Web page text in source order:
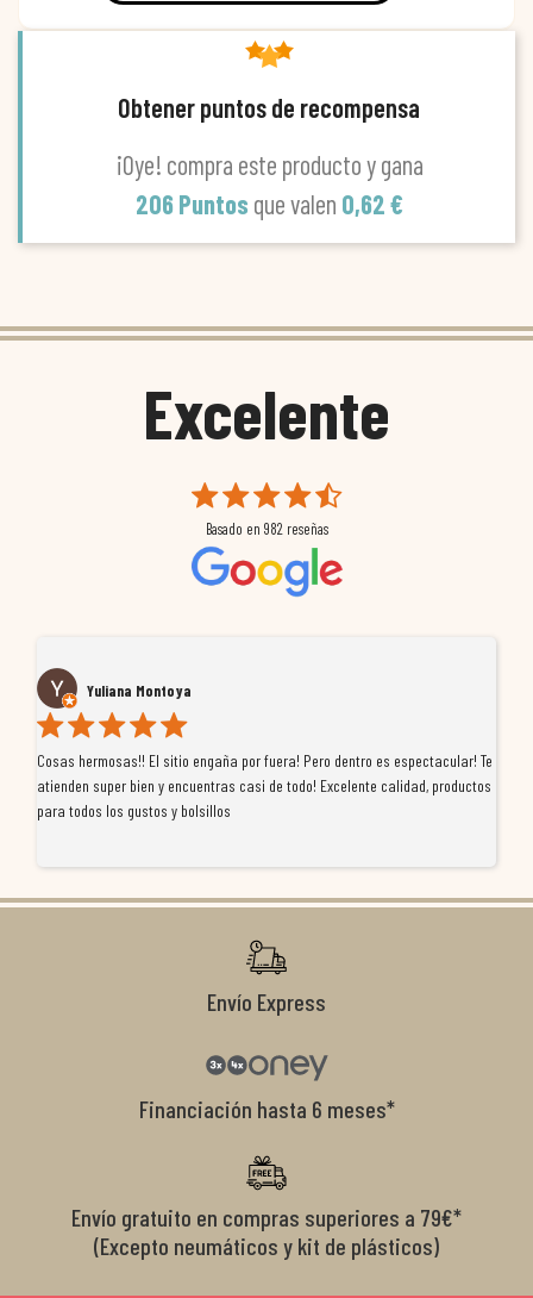
Obtener puntos de recompensa
¡Oye! compra este producto y gana
206 Puntos que valen 0,62 €
Excelente
Basado en 982 reseñas
Yuliana Montoya
Cosas hermosas!! El sitio engaña por fuera! Pero dentro es espectacular! Te
atienden super bien y encuentras casi de todo! Excelente calidad, productos
para todos los gustos y bolsillos
Envío Express
Financiación hasta 6 meses*
Envío gratuito en compras superiores a 79€*
(Excepto neumáticos y kit de plásticos)